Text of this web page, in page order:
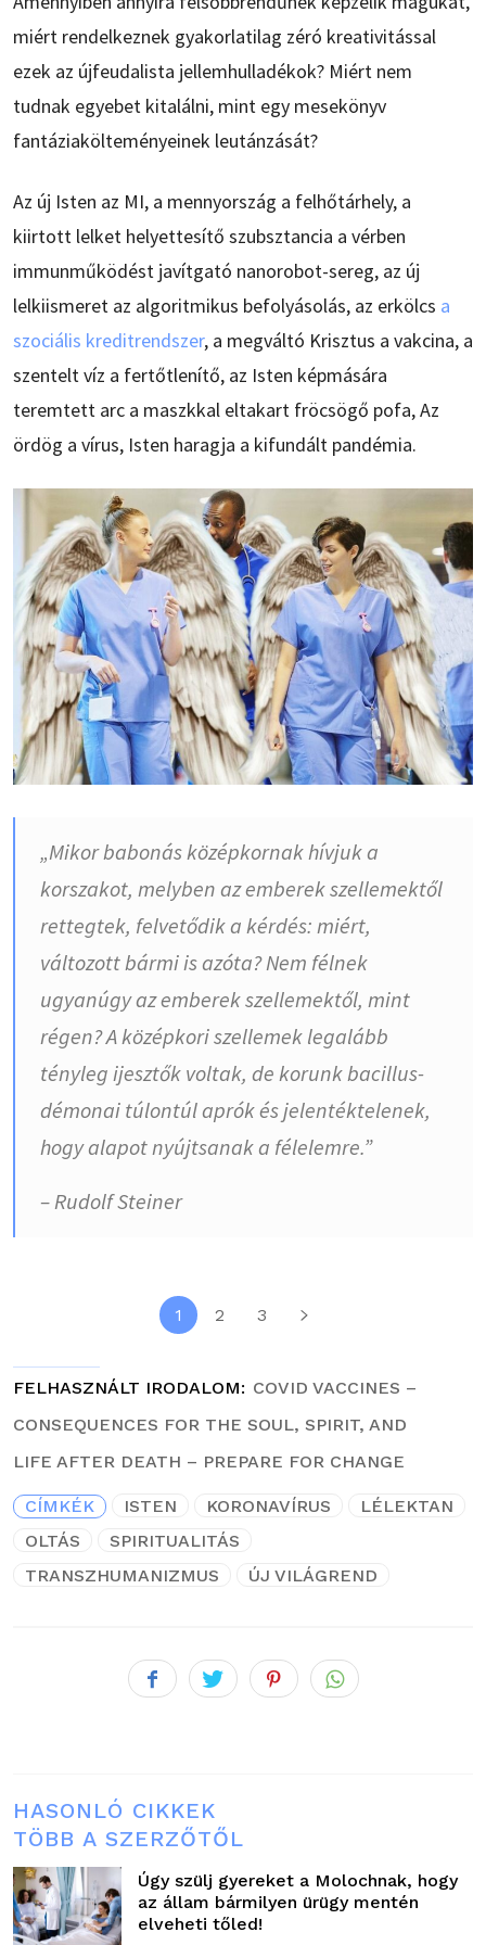
miért rendelkeznek gyakorlatilag zéró kreativitással
ezek az újfeudalista jellemhulladékok? Miért nem
tudnak egyebet kitalálni, mint egy mesekönyv
fantáziakölteményeinek leutánzását?
Az új Isten az MI, a mennyország a felhőtárhely, a
kiirtott lelket helyettesítő szubsztancia a vérben
immunműködést javítgató nanorobot-sereg, az új
lelkiismeret az algoritmikus befolyásolás, az erkölcs a
szociális kreditrendszer, a megváltó Krisztus a vakcina, a
szentelt víz a fertőtlenítő, az Isten képmására
teremtett arc a maszkkal eltakart fröcsögő pofa, Az
ördög a vírus, Isten haragja a kifundált pandémia.
„Mikor babonás középkornak hívjuk a
korszakot, melyben az emberek szellemektől
rettegtek, felvetődik a kérdés: miért,
változott bármi is azóta? Nem félnek
ugyanúgy az emberek szellemektől, mint
régen? A középkori szellemek legalább
tényleg ijesztők voltak, de korunk bacillus-
démonai túlontúl aprók és jelentéktelenek,
hogy alapot nyújtsanak a félelemre.”
– Rudolf Steiner
1 2 3
FELHASZNÁLT IRODALOM
COVID VACCINES –
CONSEQUENCES FOR THE SOUL, SPIRIT, AND
LIFE AFTER DEATH – PREPARE FOR CHANGE
CÍMKÉK ISTEN KORONAVÍRUS
LÉLEKTAN
OLTÁS
SPIRITUALITÁS
TRANSZHUMANIZMUS
ÚJ VILÁGREND
HASONLÓ CIKKEK
TÖBB A SZERZŐTŐL
Úgy szülj gyereket a Molochnak, hogy
az állam bármilyen ürügy mentén
elveheti tőled!